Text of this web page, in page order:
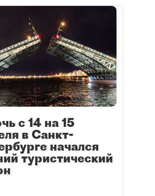
с 14 на 15
в Санкт-
начался
туристический